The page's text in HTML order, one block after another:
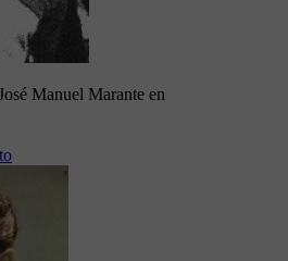
Manuel Marante en